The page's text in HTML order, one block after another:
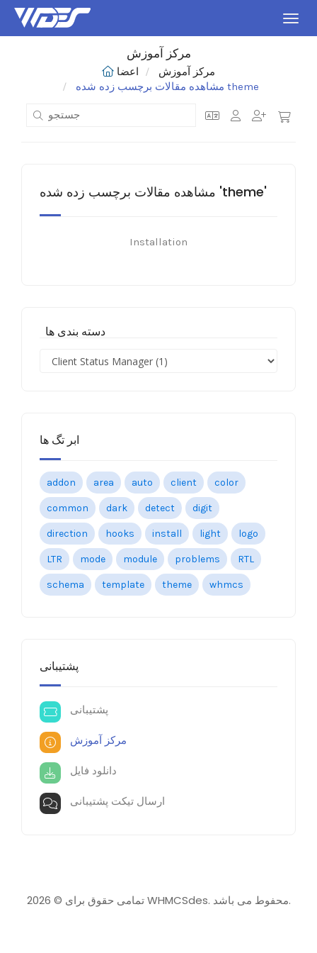
مرکز آموزش
اعضا
مرکز آموزش
مشاهده مقالات برچسب زده شده theme
دسته بندی ها
ابر تگ ها
addon area auto client color
common dark detect digit
direction hooks install light logo
LTR mode module problems RTL
schema template theme whmcs
پشتیبانی
پشتیبانی
مرکز آموزش
دانلود فایل
ارسال تیکت پشتیبانی
مشاهده مقالات برچسب زده شده 'theme'
Installation
تمامی حقوق برای © 2026 WHMCSdes. محفوط می باشد.